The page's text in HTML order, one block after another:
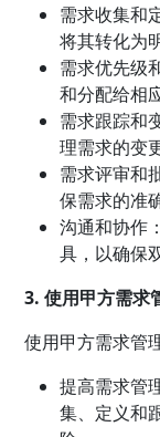
需求收集和
将其转化为
需求优先级
和分配给相
需求跟踪和
理需求的变
需求评审和
保需求的准
沟通和协作
具，以确保
3. 使用甲方需求
使用甲方需求管
提高需求管
集、定义和